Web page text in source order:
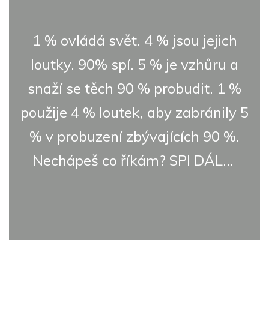
1 % ovládá svět. 4 % jsou jejich
loutky. 90% spí. 5 % je vzhůru a
snaží se těch 90 % probudit. 1 %
použije 4 % loutek, aby zabránily 5
% v probuzení zbývajících 90 %.
Nechápeš co říkám? SPI DÁL...